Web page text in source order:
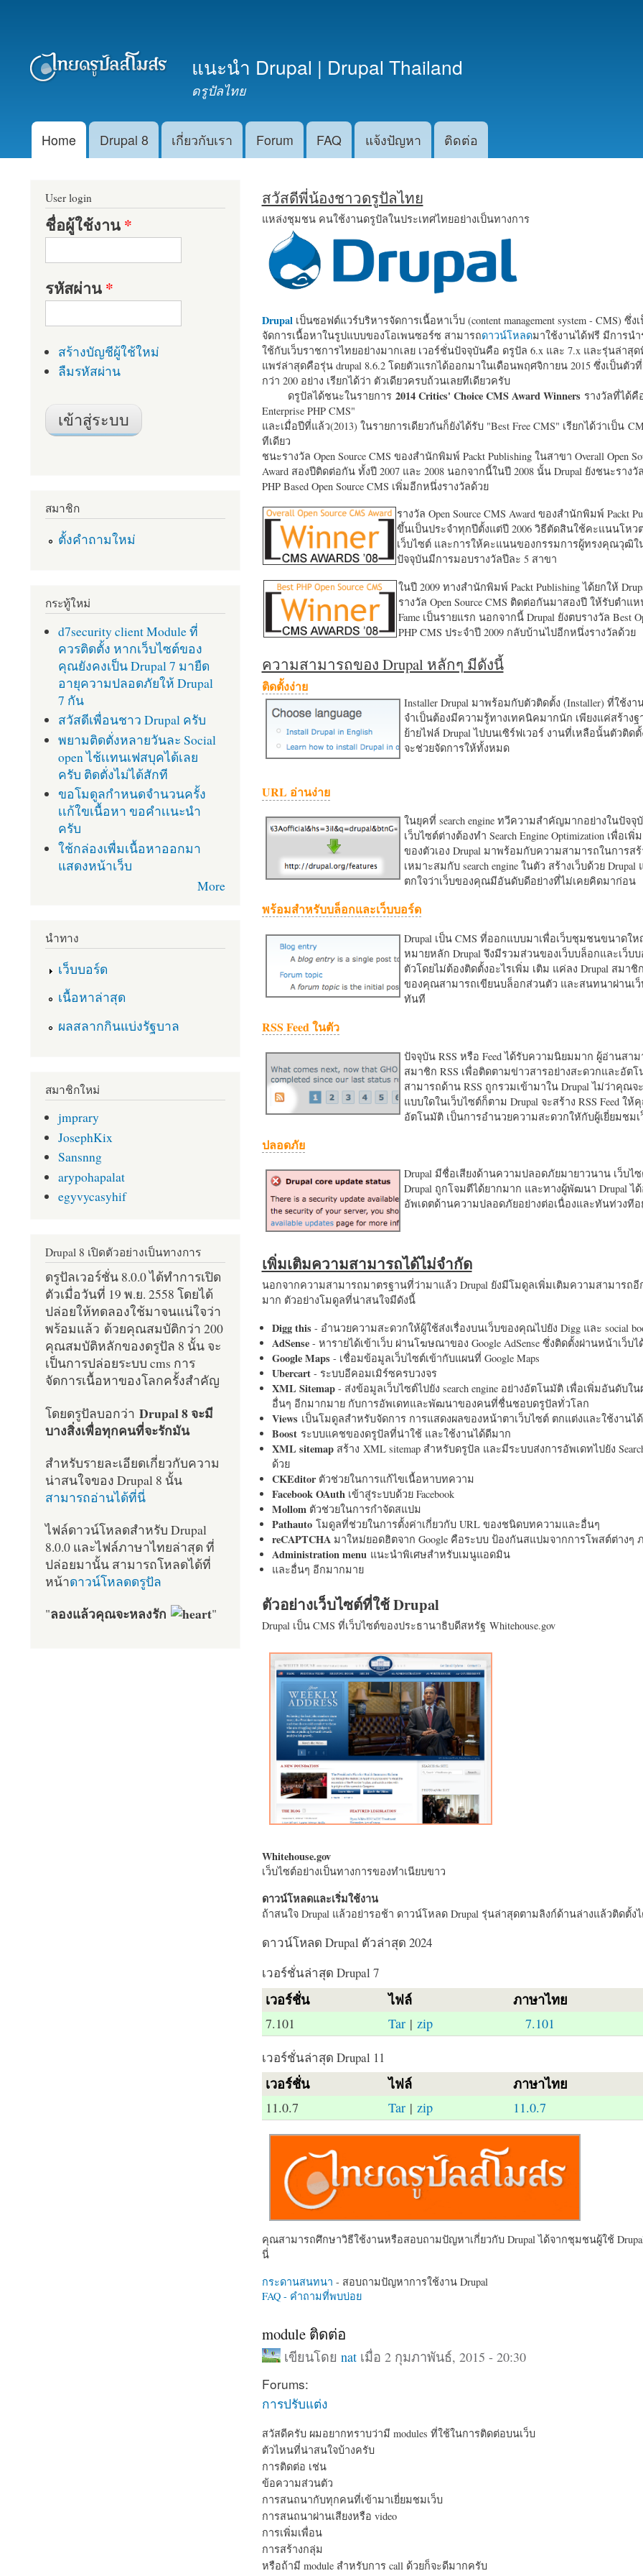
หลัก
แนะนำ Drupal | Drupal Thailand
ดรูปัลไทย
Main menu
Home Drupal 8 เกี่ยวกับเรา Forum FAQ แจ้งปัญหา ติดต่อ
สวัสดีพี่น้องชาวดรูปัลไทย
แหล่งชุมชน คนใช้งานดรูปัลในประเทศไทยอย่างเป็นทางการ
Drupalเป็นซอฟต์แวร์บริหารจัดการเนื้อหาเว็บ (content management system - CMS) ซึ่ง
จัดการเนื้อหาในรูปแบบของโอเพนซอร์ซ สามารถดาวน์โหลดมาใช้งานได้ฟรี มีการน
ใช้กับเว็บราชการไทยอย่างมากเลย เวอร์ชั่นปัจจุบันคือ ดรูปัล 6.x และ 7.x และรุ่นล่าสุด
แพร่ล่าสุดคือรุ่น drupal 8.6.2 โดยตัวแรกได้ออกมาในเดือนพฤศจิกายน 2015 ซึ่งเป็นตั
กว่า 200 อย่าง เรียกได้ว่า ตัวเดียวครบถ้วนเลยทีเดียวครับ
ดรูปัลได้ชนะในรายการ 2014 Critics' Choice CMS Award Winners รางวัลที่ได้คื
Enterprise PHP CMS"
และเมื่อปีที่แล้ว(2013) ในรายการเดียวกันก็ยังได้รับ "Best Free CMS" เรียกได้ว่าเป็น
ทีเดียว
ชนะรางวัล Open Source CMS ของสำนักพิมพ์ Packt Publishing ในสาขา Overall Open
Award สองปีติดต่อกัน ทั้งปี 2007 และ 2008 นอกจากนี้ในปี 2008 นั้น Drupal ยังชนะรางวั
PHP Based Open Source CMS เพิ่มอีกหนึ่งรางวัลด้วย
รางวัล Open Source CMS Award ของสำนักพิมพ์ Packt
ขึ้นเป็นประจำทุกปีตั้งแต่ปี 2006 วิธีตัดสินใช้คะแนนโหว
เว็บไซต์ และการให้คะแนนของกรรมการผู้ทรงคุณวุฒิใ
ปัจจุบันมีการมอบรางวัลปีละ 5 สาขา
ในปี 2009 ทางสำนักพิมพ์ Packt Publishing ได้ยกให้
รางวัล Open Source CMS ติดต่อกันมาสองปี ให้รับตำแ
Fame เป็นรายแรก นอกจากนี้ Drupal ยังตบรางวัล Best
PHP CMS ประจำปี 2009 กลับบ้านไปอีกหนึ่งรางวัลด้วย
ความสามารถของ Drupal หลักๆ มีดังนี้
ติดตั้งง่าย
Installer Drupal มาพร้อมกับตัวติดตั้ง (Installer) ที่ใช้งา
จำเป็นต้องมีความรู้ทางเทคนิคมากนัก เพียงแค่สร้าง
ย้ายไฟล์ Drupal ไปบนเซิร์ฟเวอร์ งานที่เหลือนั้นตัวติดตั้
จะช่วยจัดการให้ทั้งหมด
URL อ่านง่าย
ในยุคที่ search engine ทวีความสำคัญมากอย่างในปัจจุ
เว็บไซต์ต่างต้องทำ Search Engine Optimization เพื่อเ
ของตัวเอง Drupal มาพร้อมกับความสามารถในการสร้
เหมาะสมกับ search engine ในตัว สร้างเว็บด้วย
ตกใจว่าเว็บของคุณมีอันดับดีอย่างที่ไม่เคยคิดมาก่อน
พร้อมสำหรับบล็อกและเว็บบอร์ด
Drupal เป็น CMS ที่ออกแบบมาเพื่อเว็บชุมชนขนาดให
หมายหลัก Drupal จึงมีรวมส่วนของเว็บบล็อกและเว็บ
ตัวโดยไม่ต้องติดตั้งอะไรเพิ่ม เติม แค่ลง Drupal สมาชิ
ของคุณสามารถเขียนบล็อกส่วนตัว และสนทนาผ่านเว็
ทันที
RSS Feed ในตัว
ปัจจุบัน RSS หรือ Feed ได้รับความนิยมมาก ผู้อ่านสา
สมาชิก RSS เพื่อติดตามข่าวสารอย่างสะดวกและอัต
สามารถด้าน RSS ถูกรวมเข้ามาใน Drupal ไม่ว่าคุณจ
แบบใดในเว็บไซต์ก็ตาม Drupal จะสร้าง RSS Feed ให้
อัตโนมัติ เป็นการอำนวยความสะดวกใหักับผู้เยี่ยมชม
ปลอดภัย
Drupal มีชื่อเสียงด้านความปลอดภัยมายาวนาน เว็บไ
Drupal ถูกโจมตีได้ยากมาก และทางผู้พัฒนา Drupal ไ
อัพเดตด้านความปลอดภัยอย่างต่อเนื่องและทันท่วงทีอ
เพิ่มเติมความสามารถได้ไม่จำกัด
นอกจากความสามารถมาตรฐานที่ว่ามาแล้ว Drupal ยังมีโมดูลเพิ่มเติมความสามารถอี
มาก ตัวอย่างโมดูลที่น่าสนใจมีดังนี้
Digg this- อำนวยความสะดวกให้ผู้ใช้ส่งเรื่องบนเว็บของคุณไปยัง Digg และ social
AdSense- หารายได้เข้าเว็บ ผ่านโฆษณาของ Google AdSense ซึ่งติดตั้งผ่านหน้าเว็บไ
Google Maps- เชื่อมข้อมูลเว็บไซต์เข้ากับแผนที่ Google Maps
Ubercart- ระบบอีคอมเมิร์ซครบวงจร
XML Sitemap- ส่งข้อมูลเว็บไซต์ไปยัง search engine อย่างอัตโนมัติ เพื่อเพิ่มอันดับใ
อื่นๆ อีกมากมาย กับการอัพเดทและพัฒนาของคนที่ชื่นชอบดรูปัลทั่วโลก
Views เป็นโมดูลสำหรับจัดการ การแสดงผลของหน้าตาเว็บไซต์ ตกแต่งและใช้งานไ
Boost ระบบแคชของดรูปัลที่น่าใช้ และใช้งานได้ดีมาก
XML sitemapสร้าง XML sitemap สำหรับดรูปัล และมีระบบส่งการอัพเดทไปยัง
ด้วย
CKEditorตัวช่วยในการแก้ไขเนื้อหาบทความ
Facebook OAuth เข้าสู่ระบบด้วย Facebook
Mollom ตัวช่วยในการกำจัดสแปม
Pathautoโมดูลที่ช่วยในการตั้งค่าเกี่ยวกับ URL ของชนิดบทความและอื่นๆ
reCAPTCHA มาใหม่ยอดฮิตจาก Google คือระบบ ป้องกันสแปมจากการโพสต์ต่างๆ
Administration menu แนะนำพิเศษสำหรับเมนูแอดมิน
และอื่นๆ อีกมากมาย
ตัวอย่างเว็บไซต์ที่ใช้ Drupal
Drupal เป็น CMS ที่เว็บไซต์ของประธานาธิบดีสหรัฐ Whitehouse.gov
Whitehouse.gov
เว็บไซต์อย่างเป็นทางการของทำเนียบขาว
ดาวน์โหลดและเริ่มใช้งาน
ถ้าสนใจ Drupal แล้วอย่ารอช้า ดาวน์โหลด Drupal รุ่นล่าสุดตามลิงก์ด้านล่างแล้วติดตั้ง
ดาวน์โหลด Drupal ตัวล่าสุด 2024
เวอร์ชั่นล่าสุด Drupal 7
เวอร์ชั่น ไฟล์ ภาษาไทย
7.101 Tar| zip 7.101
เวอร์ชั่นล่าสุด Drupal 11
เวอร์ชั่น ไฟล์ ภาษาไทย
11.0.7 Tar| zip 11.0.7
คุณสามารถศึกษาวิธีใช้งานหรือสอบถามปัญหาเกี่ยวกับ Drupal ได้จากชุมชนผู้ใช้
นี่
กระดานสนทนา - สอบถามปัญหาการใช้งาน Drupal
FAQ - คำถามที่พบบ่อย
module ติดต่อ
เขียนโดยnat เมื่อ 2 กุมภาพันธ์, 2015 - 20:30
Forums:
การปรับแต่ง
สวัสดีครับ ผมอยากทราบว่ามี modules ที่ใช้ในการติดต่อบนเว็บ
ตัวไหนที่น่าสนใจบ้างครับ
การติดต่อ เช่น
ข้อความส่วนตัว
การสนถนากับทุกคนที่เข้ามาเยี่ยมชมเว็บ
การสนถนาผ่านเสียงหรือ video
การเพิ่มเพื่อน
การสร้างกลุ่ม
หรือถ้ามี module สำหรับการ call ด้วยก็จะดีมากครับ
User login
ชื่อผู้ใช้งาน*
รหัสผ่าน*
สร้างบัญชีผู้ใช้ใหม่
ลืมรหัสผ่าน
สมาชิก
ตั้งคำถามใหม่
กระทู้ใหม่
d7security client Module ที่
ควรติดตั้ง หากเว็บไซต์ของ
คุณยังคงเป็น Drupal 7 มายืด
อายุความปลอดภัยให้ Drupal
7 กัน
สวัสดีเพื่อนชาว Drupal ครับ
พยามติดตั่งหลายวันละ Social
open ไช้เเทนเฟสบุคได้เลย
ครับ ติดตั่งไม่ได้สักที
ขอโมดูลกำหนดจำนวนครั้ง
เเก้ใขเนื้อหา ขอคำเเนะนำ
ครับ
ใช้กล่องเพื่มเนื้อหาออกมา
แสดงหน้าเว็บ
More
นำทาง
เว็บบอร์ด
เนื้อหาล่าสุด
ผลสลากกินแบ่งรัฐบาล
สมาชิกใหม่
jmprary
JosephKix
Sansnng
arypohapalat
egyvycasyhif
Drupal 8 เปิดตัวอย่างเป็นทางการ
ดรูปัลเวอร์ชั่น 8.0.0 ได้ทำการเปิด
ตัวเมื่อวันที่ 19 พ.ย. 2558 โดยได้
ปล่อยให้ทดลองใช้มาจนแน่ใจว่า
พร้อมแล้ว ด้วยคุณสมบัติกว่า 200
คุณสมบัติหลักของดรูปัล 8 นั้น จะ
เป็นการปล่อยระบบ cms การ
จัดการเนื้อหาของโลกครั้งสำคัญ
โดยดรูปัลบอกว่า Drupal 8 จะมี
บางสิ่งเพื่อทุกคนที่จะรักมัน
สำหรับรายละเอียดเกี่ยวกับความ
น่าสนใจของ Drupal 8 นั้น
สามารถอ่านได้ที่นี่
ไฟล์ดาวน์โหลดสำหรับ Drupal
8.0.0 และไฟล์ภาษาไทยล่าสุด ที่
ปล่อยมานั้น สามารถโหลดได้ที่
หน้าดาวน์โหลดดรูปัล
"ลองแล้วคุณจะหลงรัก "